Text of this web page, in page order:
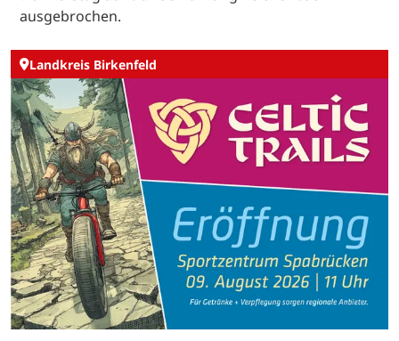
ausgebrochen.
Landkreis Birkenfeld